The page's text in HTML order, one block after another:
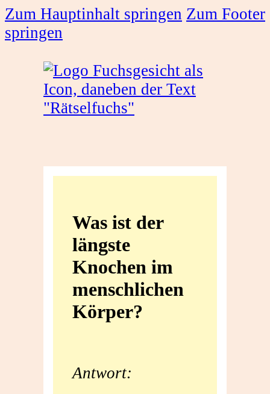
Zum Hauptinhalt springen Zum Footer
springen
längste
Knochen
Körper?
Was ist der
längste
Knochen im
menschlichen
Körper?
Antwort: